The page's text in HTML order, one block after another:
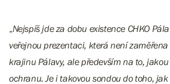
„Nejspíš jde za dobu existence CHKO
veřejnou prezentaci, která není
krajinu Pálavy, ale především na to,
ochranu. Je i takovou sondou do toho,